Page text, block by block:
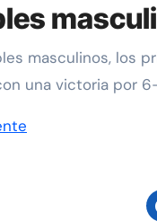
masculinos, los
una victoria por